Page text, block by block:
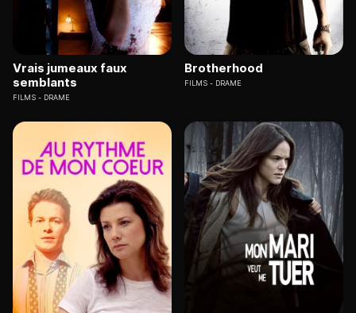
Vrais jumeaux faux
semblants
FILMS DRAME
Brotherhood
FILMS DRAME